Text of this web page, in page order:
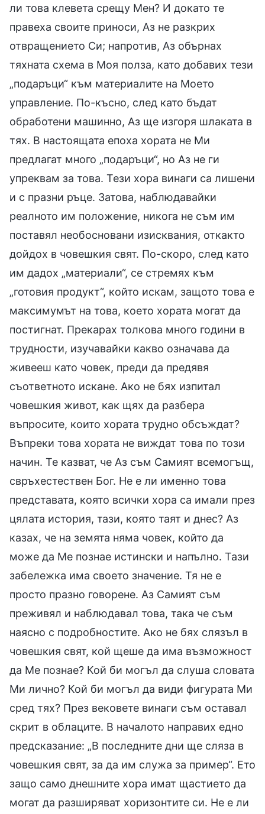
ли това клевета срещу Мен? И докато те
правеха своите приноси, Аз не разкрих
отвращението Си; напротив, Аз обърнах
тяхната схема в Моя полза, като добавих тези
„подаръци“ към материалите на Моето
управление. По-късно, след като бъдат
обработени машинно, Аз ще изгоря шлаката в
тях. В настоящата епоха хората не Ми
предлагат много „подаръци“, но Аз не ги
упреквам за това. Тези хора винаги са лишени
и с празни ръце. Затова, наблюдавайки
реалното им положение, никога не съм им
поставял необосновани изисквания, откакто
дойдох в човешкия свят. По-скоро, след като
им дадох „материали“, се стремях към
„готовия продукт“, който искам, защото това е
максимумът на това, което хората могат да
постигнат. Прекарах толкова много години в
трудности, изучавайки какво означава да
живееш като човек, преди да предявя
съответното искане. Ако не бях изпитал
човешкия живот, как щях да разбера
въпросите, които хората трудно обсъждат?
Въпреки това хората не виждат това по този
начин. Те казват, че Аз съм Самият всемогъщ,
свръхестествен Бог. Не е ли именно това
представата, която всички хора са имали през
цялата история, тази, която таят и днес? Аз
казах, че на земята няма човек, който да
може да Ме познае истински и напълно. Тази
забележка има своето значение. Тя не е
просто празно говорене. Аз Самият съм
преживял и наблюдавал това, така че съм
наясно с подробностите. Ако не бях слязъл в
човешкия свят, кой щеше да има възможност
да Ме познае? Кой би могъл да слуша словата
Ми лично? Кой би могъл да види фигурата Ми
сред тях? През вековете винаги съм оставал
скрит в облаците. В началото направих едно
предсказание: „В последните дни ще сляза в
човешкия свят, за да им служа за пример“. Ето
защо само днешните хора имат щастието да
могат да разширяват хоризонтите си. Не е ли